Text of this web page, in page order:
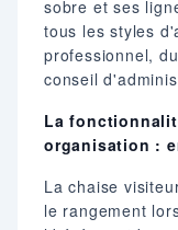
sobre et ses
tous les styles
professionnel,
conseil
La
organisation :
La chaise
le rangement